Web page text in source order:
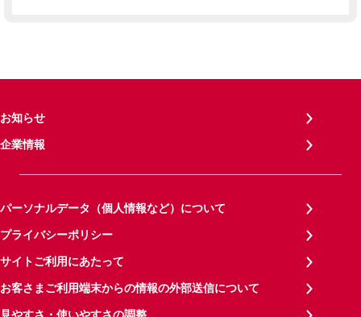
お知らせ
企業情報
パーソナルデータ（個人情報など）について
プライバシーポリシー
サイトご利用にあたって
お客さまご利用端末からの情報の外部送信について